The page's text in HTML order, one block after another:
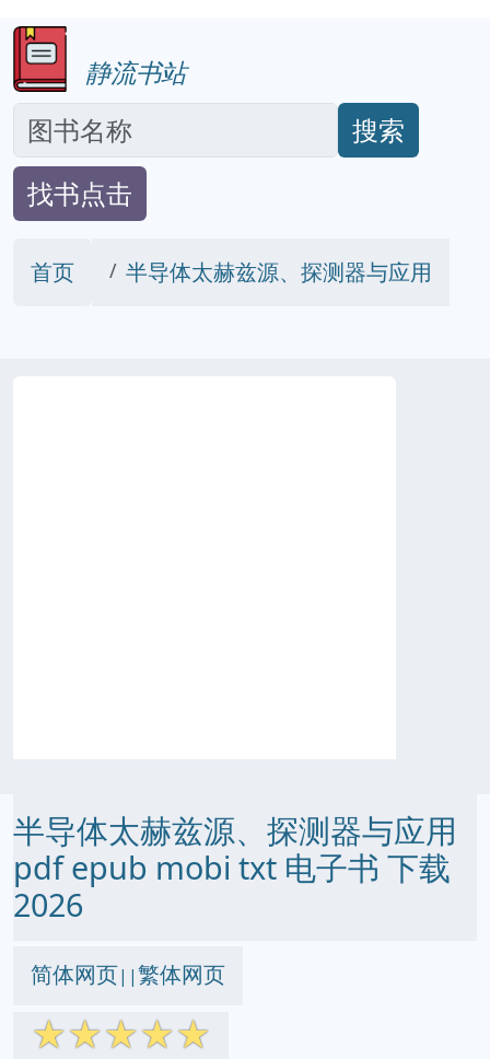
静流书站
搜索
找书点击
首页 半导体太赫兹源、探测器与应用
半导体太赫兹源、探测器与应用
pdf epub mobi txt 电子书 下载
2026
简体网页||繁体网页
☆☆☆☆☆